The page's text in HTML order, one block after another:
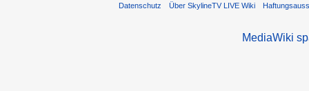
Datenschutz Über SkylineTV LIVE Wiki
MediaWiki